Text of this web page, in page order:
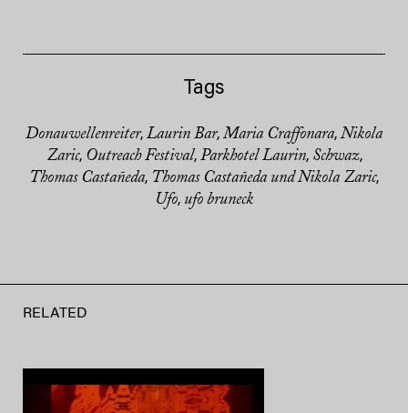
Tags
Donauwellenreiter, Laurin Bar, Maria Craffonara,Nikola
Zaric, Outreach Festival, Parkhotel Laurin, Schwaz,
Thomas Castañeda, Thomas Castañeda und Nikola Zaric,
Ufo, ufo bruneck
RELATED